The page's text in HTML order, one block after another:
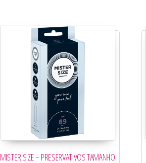
MISTER SIZE – PRESERVATIVOS TAMANHO